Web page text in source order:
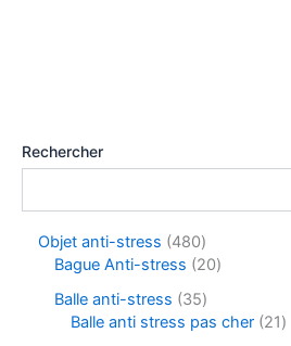
Rechercher
Objet anti-stress
480
Bague Anti-stress
20
Balle anti-stress
35
Balle anti stress pas cher 21